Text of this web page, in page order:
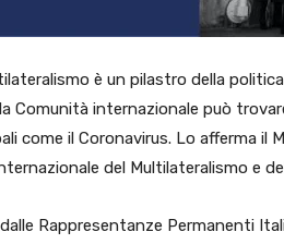
è un pilastro della
Comunità internazionale può
come il Coronavirus. Lo afferma il
del Multilateralismo e
Rappresentanze Permanenti